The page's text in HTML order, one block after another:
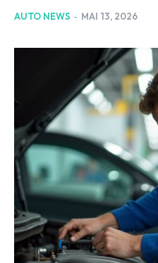
AUTO NEWS - MAI 13, 2026